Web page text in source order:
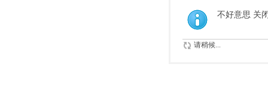
不好意思 关
请稍候...